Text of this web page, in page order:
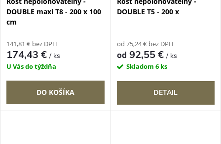
DOUBLE maxi T8 - 200 x 100
cm
141,81 € bez DPH
174,43 €/ ks
U Vás do týždňa
DO KOŠÍKA
DOUBLE T5 - 200 x
od 75,24 € bez DPH
od 92,55 €/ ks
Skladom 6 ks
DETAIL